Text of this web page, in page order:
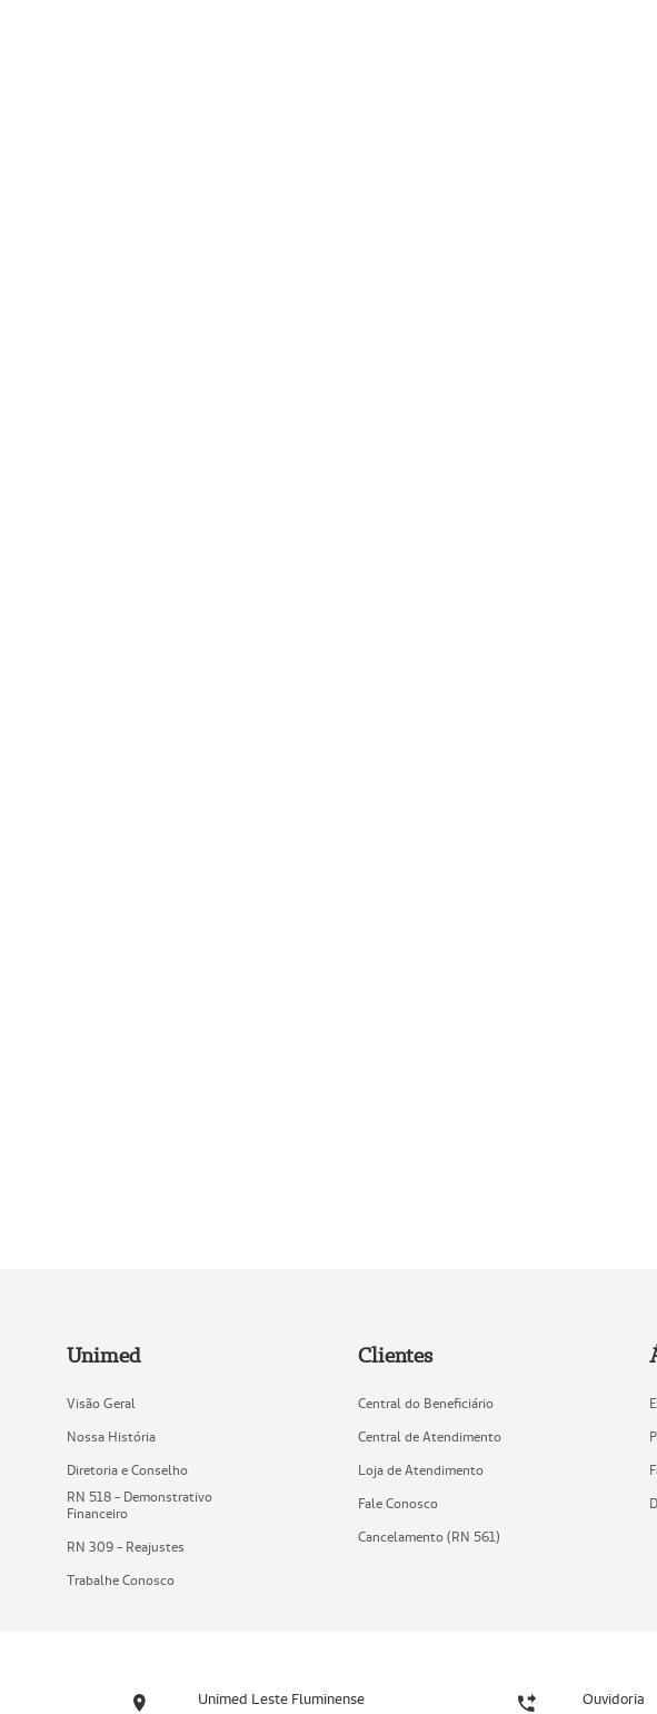
Unimed
Visão Geral
Nossa História
Diretoria e Conselho
RN 518 - Demonstrativo
Financeiro
RN 309 - Reajustes
Trabalhe Conosco
Clientes
Central do Beneficiário
Central de Atendimento
Loja de Atendimento
Fale Conosco
Cancelamento (RN 561)
Unimed Leste Fluminense Ouvidoria